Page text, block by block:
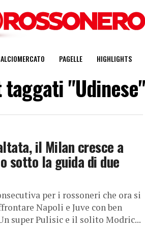
PAGELLE HIGHLIGHTS
"Udinese"
il Milan cresce a
sotto la guida di due
per i rossoneri che ora si
Napoli e Juve con ben
super Pulisic e il solito Modric...